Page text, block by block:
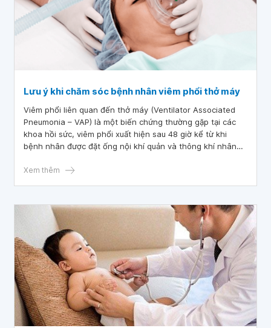
Lưu ý khi chăm sóc bệnh nhân viêm phổi thở máy
Viêm phổi liên quan đến thở máy (Ventilator Associated
Pneumonia – VAP) là một biến chứng thường gặp tại các
khoa hồi sức, viêm phổi xuất hiện sau 48 giờ kể từ khi
bệnh nhân được đặt ống nội khí quản và thông khí nhân
Xem thêm